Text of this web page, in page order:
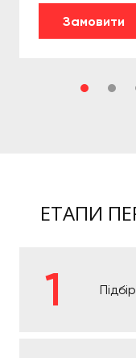
Замовити
ЕТАПИ